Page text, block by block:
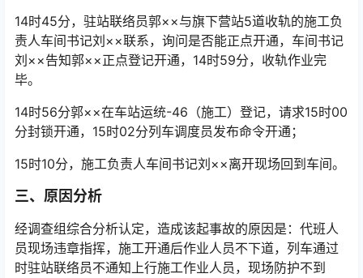
14时45分，驻站联络员郭××与旗下营站5道收轨的施工负
责人车间书记刘××联系，询问是否能正点开通，车间书记
刘××告知郭××正点登记开通，14时59分，收轨作业完
毕。󠅅󠅃󠄵󠅂󠄪󠇖󠆨󠆨󠇕󠆞󠆒󠅬󠇘󠆭󠆘󠇙󠆝󠅵󠇗󠆭󠆁󠄐󠇗󠅹󠅸󠇖󠆍󠅳󠇖󠅹󠅰󠇖󠆌󠅹
14时56分郭××在车站运统-46（施工）登记，请求15时00
分封锁开通，15时02分列车调度员发布命令开通；
15时10分，施工负责人车间书记刘××离开现场回到车间。
三、原因分析
经调查组综合分析认定，造成该起事故的原因是：代班人
员现场违章指挥，施工开通后作业人员不下道，列车通过
时驻站联络员不通知上行施工作业人员，现场防护不到